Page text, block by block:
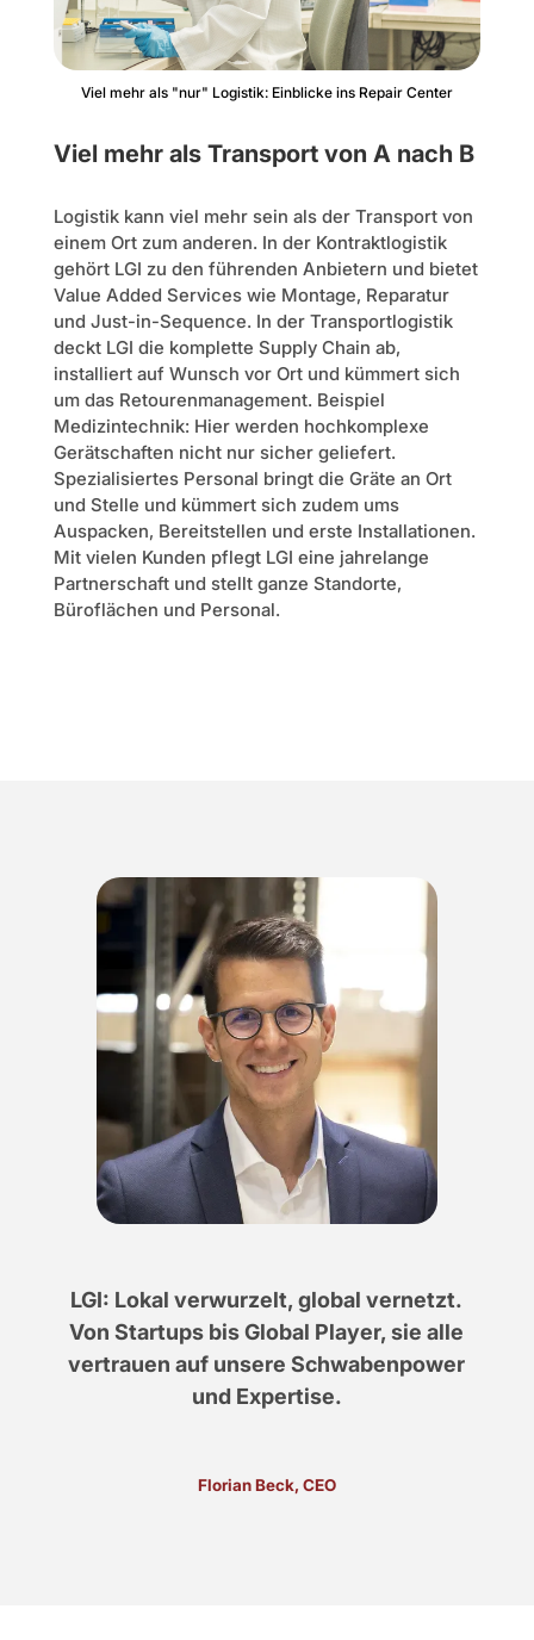
Viel mehr als "nur" Logistik: Einblicke ins Repair Center
Viel mehr als Transport von A nach B
Logistik kann viel mehr sein als der Transport von
einem Ort zum anderen. In der Kontraktlogistik
gehört LGI zu den führenden Anbietern und bietet
Value Added Services wie Montage, Reparatur
und Just-in-Sequence. In der Transportlogistik
deckt LGI die komplette Supply Chain ab,
installiert auf Wunsch vor Ort und kümmert sich
um das Retourenmanagement. Beispiel
Medizintechnik: Hier werden hochkomplexe
Gerätschaften nicht nur sicher geliefert.
Spezialisiertes Personal bringt die Gräte an Ort
und Stelle und kümmert sich zudem ums
Auspacken, Bereitstellen und erste Installationen.
Mit vielen Kunden pflegt LGI eine jahrelange
Partnerschaft und stellt ganze Standorte,
Büroflächen und Personal.
LGI: Lokal verwurzelt, global vernetzt.
Von Startups bis Global Player, sie alle
vertrauen auf unsere Schwabenpower
und Expertise.
Florian Beck, CEO